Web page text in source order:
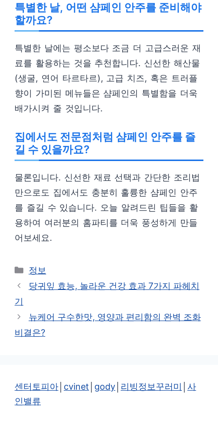
특별한 날, 어떤 샴페인 안주를 준비해야
할까요?
특별한 날에는 평소보다 조금 더 고급스러운 재
료를 활용하는 것을 추천합니다. 신선한 해산물
(생굴, 연어 타르타르), 고급 치즈, 혹은 트러플
향이 가미된 메뉴들은 샴페인의 특별함을 더욱
배가시켜 줄 것입니다.
집에서도 전문점처럼 샴페인 안주를 즐
길 수 있을까요?
물론입니다. 신선한 재료 선택과 간단한 조리법
만으로도 집에서도 충분히 훌륭한 샴페인 안주
를 즐길 수 있습니다. 오늘 알려드린 팁들을 활
용하여 여러분의 홈파티를 더욱 풍성하게 만들
어보세요.
카
테
정보
당귀잎 효능, 놀라운 건강 효과 7가지 파헤치
기
뉴케어 구수한맛, 영양과 편리함의 완벽 조화
비결은?
센터토피아 cvinet gody 리빙정보꾸러미
사
인밸류